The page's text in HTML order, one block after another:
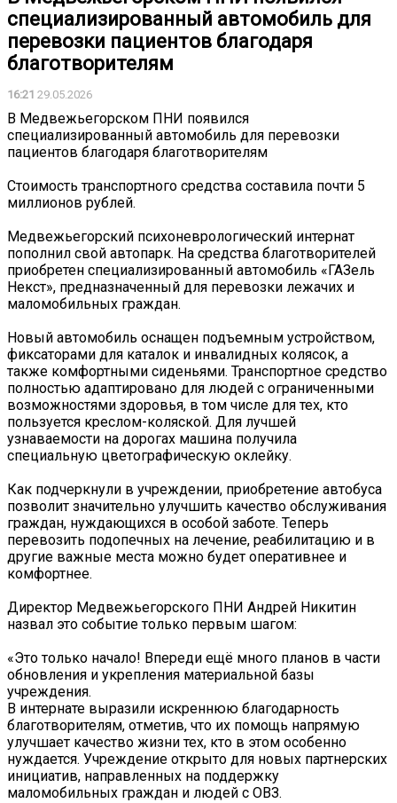
специализированный автомобиль для
перевозки пациентов благодаря
благотворителям
16:21 29.05.2026
В Медвежьегорском ПНИ появился
специализированный автомобиль для перевозки
пациентов благодаря благотворителям
Стоимость транспортного средства составила почти 5
миллионов рублей.
Медвежьегорский психоневрологический интернат
пополнил свой автопарк. На средства благотворителей
приобретен специализированный автомобиль «ГАЗель
Некст», предназначенный для перевозки лежачих и
маломобильных граждан.
Новый автомобиль оснащен подъемным устройством,
фиксаторами для каталок и инвалидных колясок, а
также комфортными сиденьями. Транспортное средство
полностью адаптировано для людей с ограниченными
возможностями здоровья, в том числе для тех, кто
пользуется креслом-коляской. Для лучшей
узнаваемости на дорогах машина получила
специальную цветографическую оклейку.
Как подчеркнули в учреждении, приобретение автобуса
позволит значительно улучшить качество обслуживания
граждан, нуждающихся в особой заботе. Теперь
перевозить подопечных на лечение, реабилитацию и в
другие важные места можно будет оперативнее и
комфортнее.
Директор Медвежьегорского ПНИ Андрей Никитин
назвал это событие только первым шагом:
«Это только начало! Впереди ещё много планов в части
обновления и укрепления материальной базы
учреждения.
В интернате выразили искреннюю благодарность
благотворителям, отметив, что их помощь напрямую
улучшает качество жизни тех, кто в этом особенно
нуждается. Учреждение открыто для новых партнерских
инициатив, направленных на поддержку
маломобильных граждан и людей с ОВЗ.